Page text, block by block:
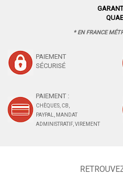
QUAE
* EN FRANCE
PAIEMENT
SÉCURISÉ
PAIEMENT :
CHÈQUES, CB,
PAYPAL, MANDAT
ADMINISTRATIF, VIREMENT